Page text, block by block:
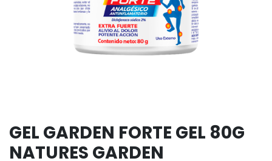
GEL GARDEN FORTE GEL 80G
NATURES GARDEN